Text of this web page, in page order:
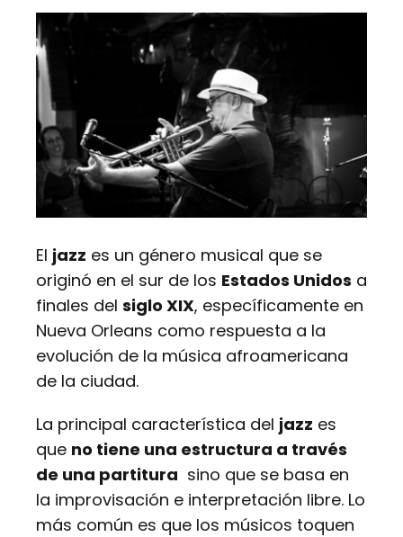
El jazz es un género musical que se
originó en el sur de los Estados Unidos a
finales del siglo XIX, específicamente en
Nueva Orleans como respuesta a la
evolución de la música afroamericana
de la ciudad.
La principal característica del jazz es
que no tiene una estructura a través
de una partitura sino que se basa en
la improvisación e interpretación libre. Lo
más común es que los músicos toquen